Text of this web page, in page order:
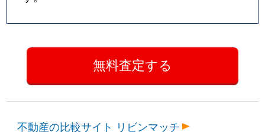
不動産の比較サイト リビンマッチ